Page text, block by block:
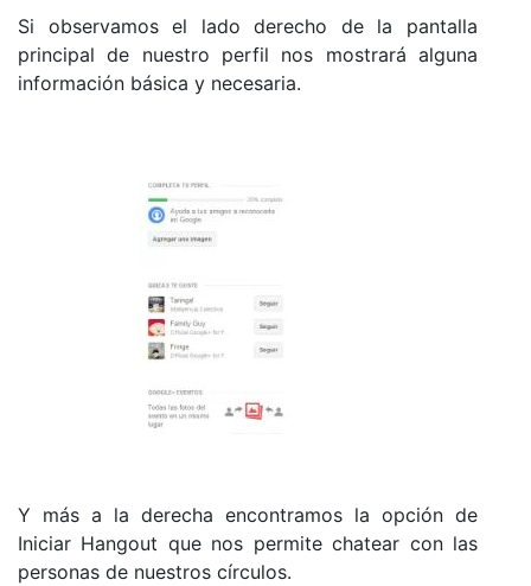
Si observamos el lado derecho de la pantalla
principal de nuestro perfil nos mostrará alguna
información básica y necesaria.
Y más a la derecha encontramos la opción de
Iniciar Hangout que nos permite chatear con las
personas de nuestros círculos.